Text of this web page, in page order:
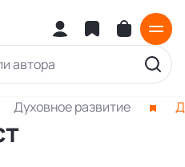
Духовное развитие